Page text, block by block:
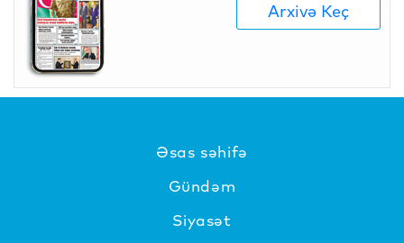
Arxivə Keç
Əsas səhifə
Gündəm
Siyasət